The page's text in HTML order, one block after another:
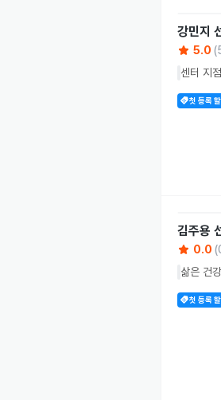
강민지
5.0 (
센터 지
첫 등록
김주용
0.0 (
삶은 건
첫 등록